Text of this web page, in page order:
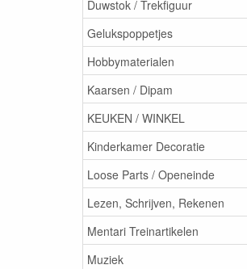
Duwstok / Trekfiguur
Gelukspoppetjes
Hobbymaterialen
Kaarsen / Dipam
KEUKEN / WINKEL
Kinderkamer Decoratie
Loose Parts / Openeinde
Lezen, Schrijven, Rekenen
Mentari Treinartikelen
Muziek